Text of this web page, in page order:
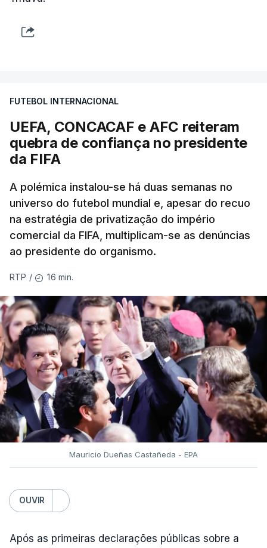
FUTEBOL INTERNACIONAL
UEFA, CONCACAF e AFC reiteram
quebra de confiança no presidente
da FIFA
A polémica instalou-se há duas semanas no
universo do futebol mundial e, apesar do recuo
na estratégia de privatização do império
comercial da FIFA, multiplicam-se as denúncias
ao presidente do organismo.
RTP / 16 min.
Mauricio Dueñas Castañeda - EPA
OUVIR
Após as primeiras declarações públicas sobre a